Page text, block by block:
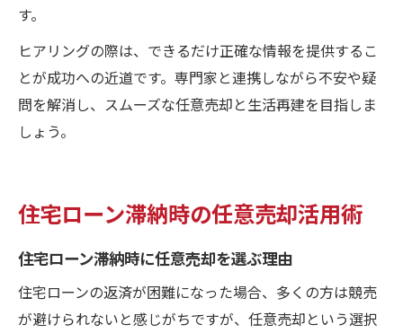
す。
ヒアリングの際は、できるだけ正確な情報を提供するこ
とが成功への近道です。専門家と連携しながら不安や疑
問を解消し、スムーズな任意売却と生活再建を目指しま
しょう。
住宅ローン滞納時の任意売却活用術
住宅ローン滞納時に任意売却を選ぶ理由
住宅ローンの返済が困難になった場合、多くの方は競売
が避けられないと感じがちですが、任意売却という選択